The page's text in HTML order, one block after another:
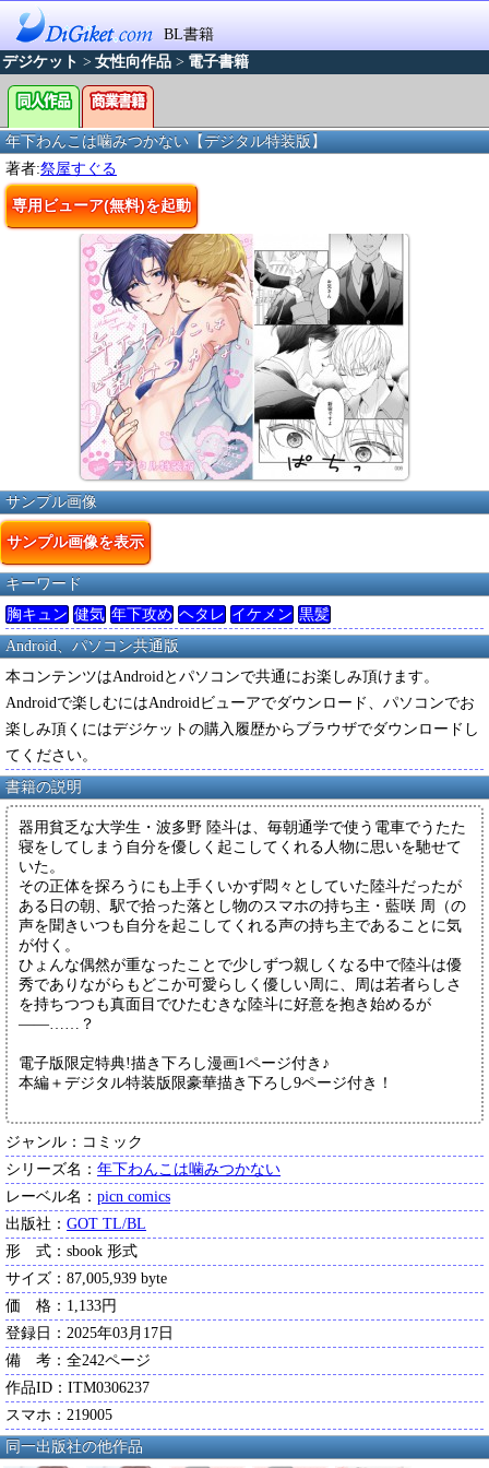
BL書籍
デジケット > 女性向作品 > 電子書籍
年下わんこは噛みつかない【デジタル特装版】
著者:祭屋すぐる
専用ビューア(無料)を起動
サンプル画像
サンプル画像を表示
キーワード
胸キュン 健気 年下攻め ヘタレ イケメン 黒髪
Android、パソコン共通版
本コンテンツはAndroidとパソコンで共通にお楽しみ頂けます。
Androidで楽しむにはAndroidビューアでダウンロード、パソコンでお
楽しみ頂くにはデジケットの購入履歴からブラウザでダウンロードし
てください。
書籍の説明
器用貧乏な大学生・波多野 陸斗は、毎朝通学で使う電車でうたた
寝をしてしまう自分を優しく起こしてくれる人物に思いを馳せて
いた。
その正体を探ろうにも上手くいかず悶々としていた陸斗だったが
ある日の朝、駅で拾った落とし物のスマホの持ち主・藍咲 周（の
声を聞きいつも自分を起こしてくれる声の持ち主であることに気
が付く。
ひょんな偶然が重なったことで少しずつ親しくなる中で陸斗は優
秀でありながらもどこか可愛らしく優しい周に、周は若者らしさ
を持ちつつも真面目でひたむきな陸斗に好意を抱き始めるが
――……？
電子版限定特典!描き下ろし漫画1ページ付き♪
本編＋デジタル特装版限豪華描き下ろし9ページ付き！
ジャンル：コミック
シリーズ名： 年下わんこは噛みつかない
レーベル名： picn comics
出版社： GOT TL/BL
形 式：sbook 形式
サイズ：87,005,939 byte
価 格：1,133円
登録日：2025年03月17日
備 考：全242ページ
作品ID：ITM0306237
スマホ：219005
同一出版社の他作品